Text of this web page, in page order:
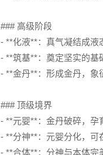
### 高级阶段
- **化液**：真气凝结成液
- **筑基**：奠定坚实的基
- **金丹**：形成金丹，象
### 顶级境界
- **元婴**：金丹破碎，孕
- **分神**：元婴分化，可
- **合体**：分神与本体完